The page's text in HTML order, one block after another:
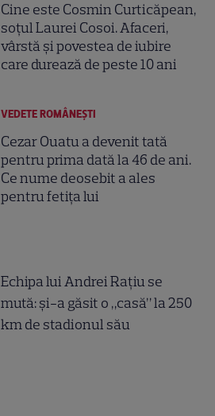
Cine este Cosmin Curticăpean,
soțul Laurei Cosoi. Afaceri,
vârstă și povestea de iubire
care durează de peste 10 ani
VEDETE ROMÂNEŞTI
Cezar Ouatu a devenit tată
pentru prima dată la 46 de ani.
Ce nume deosebit a ales
pentru fetița lui
Echipa lui Andrei Rațiu se
mută: și-a găsit o „casă” la 250
km de stadionul său